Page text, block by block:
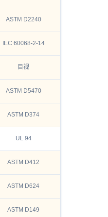
ASTM D2240
IEC 60068-2-14
目视
ASTM D5470
ASTM D374
UL 94
ASTM D412
ASTM D624
ASTM D149